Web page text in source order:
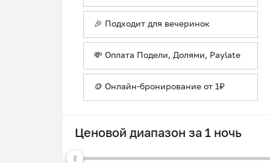
🎉 Подходит для вечеринок
💸 Оплата Подели, Долями, Paylate
🪙 Онлайн-бронирование от 1₽
Ценовой диапазон за 1 ночь